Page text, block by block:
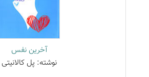
آخرین نفس
نوشته: پل کالانیتی